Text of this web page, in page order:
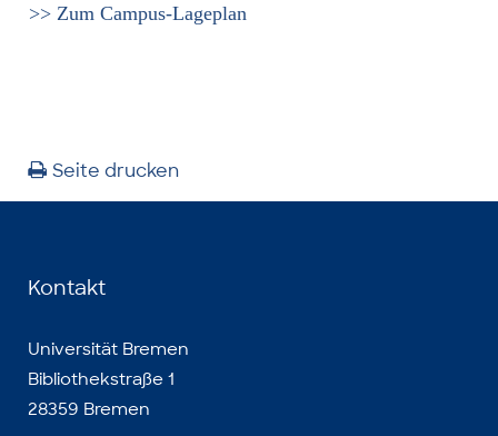
>> Zum Campus-Lageplan
Seite drucken
Kontakt
Universität Bremen
Bibliothekstraße 1
28359 Bremen